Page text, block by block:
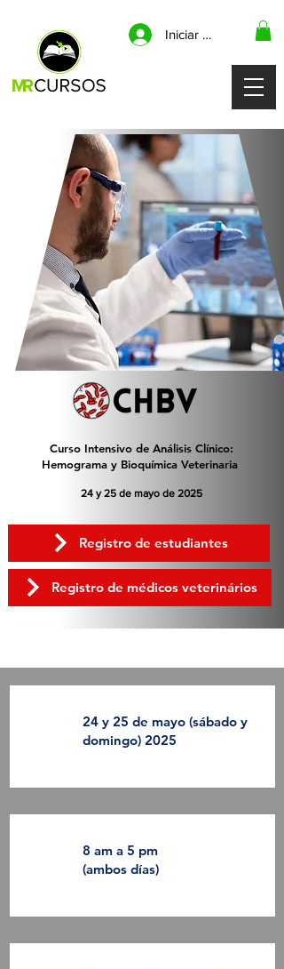
Iniciar sesión
Curso Intensivo de Análisis Clínico:
Hemograma y Bioquímica Veterinaria
24 y 25 de mayo de 2025
Registro de estudiantes
Registro de médicos veterinários
24 y 25 de mayo (sábado y
domingo) 2025
​8 am a 5 pm
(ambos días)